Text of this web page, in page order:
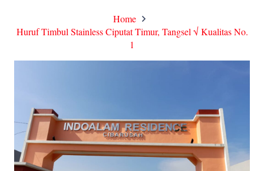
Home
Huruf Timbul Stainless Ciputat Timur, Tangsel √ Kualitas No.
1